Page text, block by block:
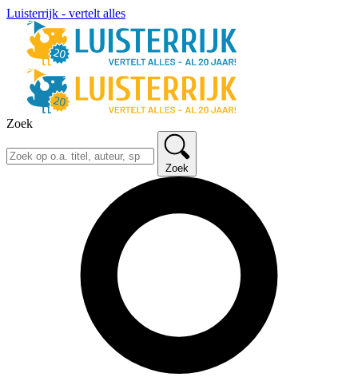
Luisterrijk - vertelt alles
Zoek
Zoek